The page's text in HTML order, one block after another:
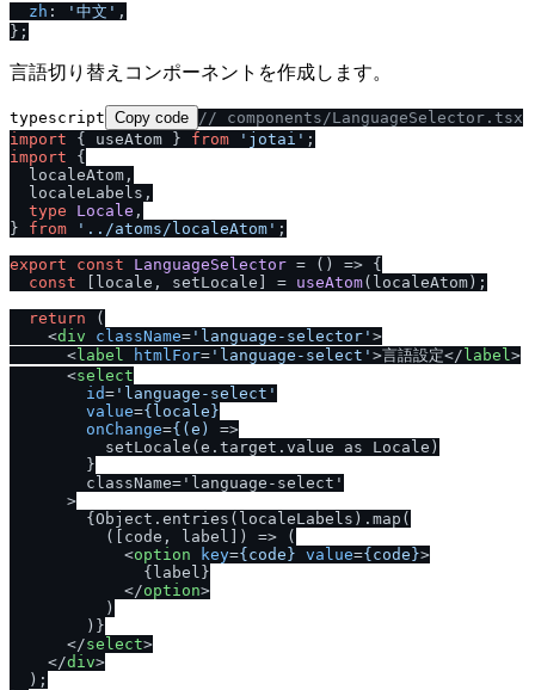
zh : '中文' ,
言語切り替えコンポーネントを作成します。
typescript Copy code / / components /LanguageSelector.tsx
import { useAtom } from 'jotai'
import {
  localeAtom,
  localeLabels,
type
Locale ,
} from '.. /atoms /localeAtom' ;
export
const LanguageSelector = ( ) => {
const [locale, setLocale] = useAtom(localeAtom);
return (
<div className= 'language-selector' >
<label htmlFor= 'language-select' >言語設定</label >
<select
id= 'language-select'
value={locale}
onChange={(e)
=>
          setLocale(e.target.value as Locale)
        }
        className='language-select'
      >
        {Object.entries(localeLabels).map(
          ([code, label]) => (
<option key={code} value={code}>
              {label}
</option>
          )
        )}
</select>
</div>
  );